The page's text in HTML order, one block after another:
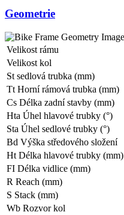
Geometrie
Velikost rámu
Velikost kol
St sedlová trubka (mm)
Tt Horní rámová trubka (mm)
Cs Délka zadní stavby (mm)
Hta Úhel hlavové trubky (°)
Sta Úhel sedlové trubky (°)
Bd Výška středového složení
Ht Délka hlavové trubky (mm)
FI Délka vidlice (mm)
R Reach (mm)
S Stack (mm)
Wb Rozvor kol